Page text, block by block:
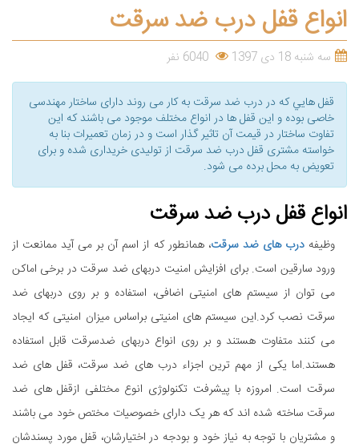
انواع قفل درب ضد سرقت
سه شنبه 18 دی 1397
قفل هایي که در درب ضد سرقت به کار می روند دارای ساختار مهندسی
خاصی بوده و این قفل ها در انواع مختلف موجود می باشند که این
تفاوت ساختار در قیمت آن تاثیر گذار است و در زمان تعمیرات بنا به
خواسته مشتری قفل درب ضد سرقت از تولیدی خریداری شده و برای
تعویض به محل برده می شود.
انواع قفل درب ضد سرقت
وظیفهدرب های ضد سرقت، همانطور که از اسم آن بر می آید ممانعت از
ورود سارقین است. برای افزایش امنیت دربهای ضد سرقت در برخی اماکن
می توان از سیستم های امنیتی اضافی، استفاده و بر روی دربهای ضد
سرقت نصب کرد.این سیستم های امنیتی براساس میزان امنیتی که ایجاد
می کنند متفاوت هستند و بر روی انواع دربهای ضدسرقت قابل استفاده
هستند.اما یکی از مهم ترین اجزاء درب های ضد سرقت، قفل های ضد
سرقت است. امروزه با پیشرفت تکنولوژی انوع مختلفی ازقفل های ضد
سرقت ساخته شده اند که هر یک دارای خصوصیات مختص خود می باشند
و مشتریان با توجه به نیاز خود و بودجه در اختیارشان، قفل مورد پسندشان